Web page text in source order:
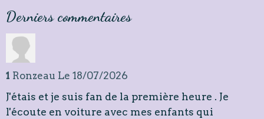
Derniers commentaires
1 Ronzeau Le 18/07/2026
J'étais et je suis fan de la première heure . Je
l'écoute en voiture avec mes enfants qui